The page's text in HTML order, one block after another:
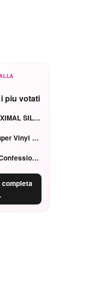
piu votati
MAC M·A·CXIMAL SILKY MATTE Red Rock mat
Deborah Super Vinyl Shake Rosa Ciliegia
Hourglass Confession Ricaricabile Ultra Preciso Ad Alta Intensità Secretly Classic Red